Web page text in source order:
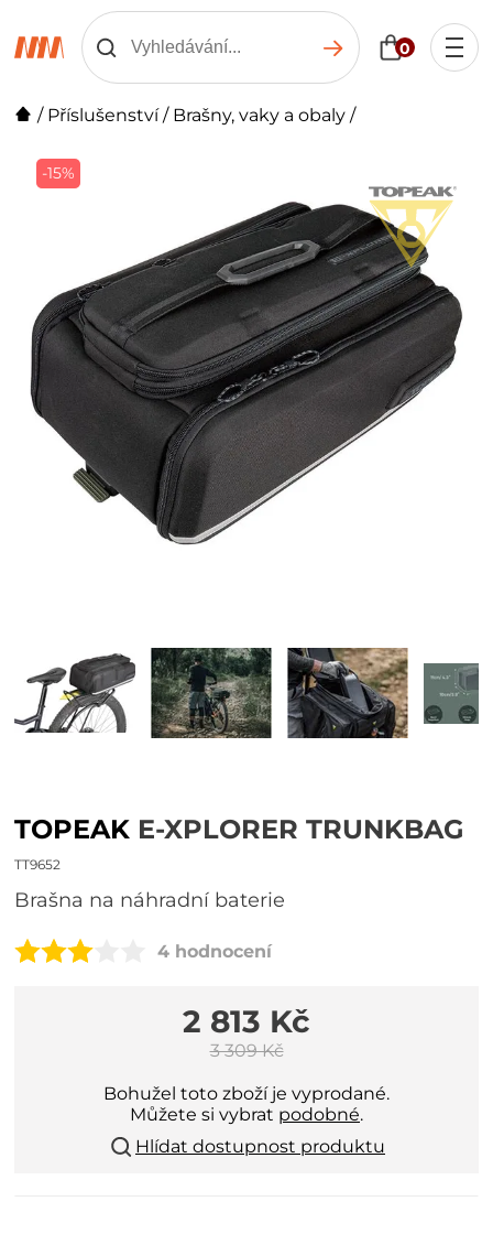
0
/ Příslušenství/ Brašny, vaky a obaly /
-15%
TOPEAK E-XPLORER TRUNKBAG
TT9652
Brašna na náhradní baterie
4 hodnocení
2 813 Kč
3 309 Kč
Bohužel toto zboží je vyprodané.
Můžete si vybrat podobné.
Hlídat dostupnost produktu